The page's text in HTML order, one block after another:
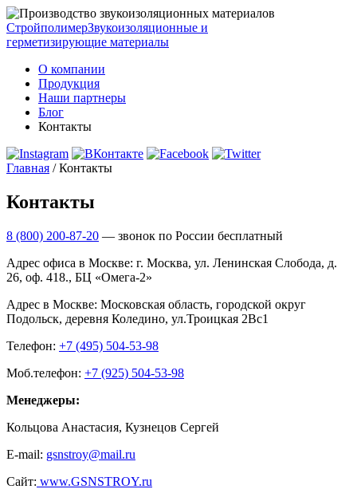
СтройполимерЗвукоизоляционные и
герметизирующие материалы
О компании
Продукция
Наши партнеры
Блог
Контакты
Главная /Контакты
Контакты
8 (800) 200-87-20 — звонок по России бесплатный
Адрес офиса в Москве: г. Москва, ул. Ленинская Слобода, д.
26, оф. 418., БЦ «Омега-2»
Адрес в Москве: Московская область, городской округ
Подольск, деревня Коледино, ул.Троицкая 2Вс1
Телефон: +7 (495) 504-53-98
Моб.телефон: +7 (925) 504-53-98
Менеджеры:
Кольцова Анастасия, Кузнецов Сергей
E-mail: gsnstroy@mail.ru
Сайт: www.GSNSTROY.ru